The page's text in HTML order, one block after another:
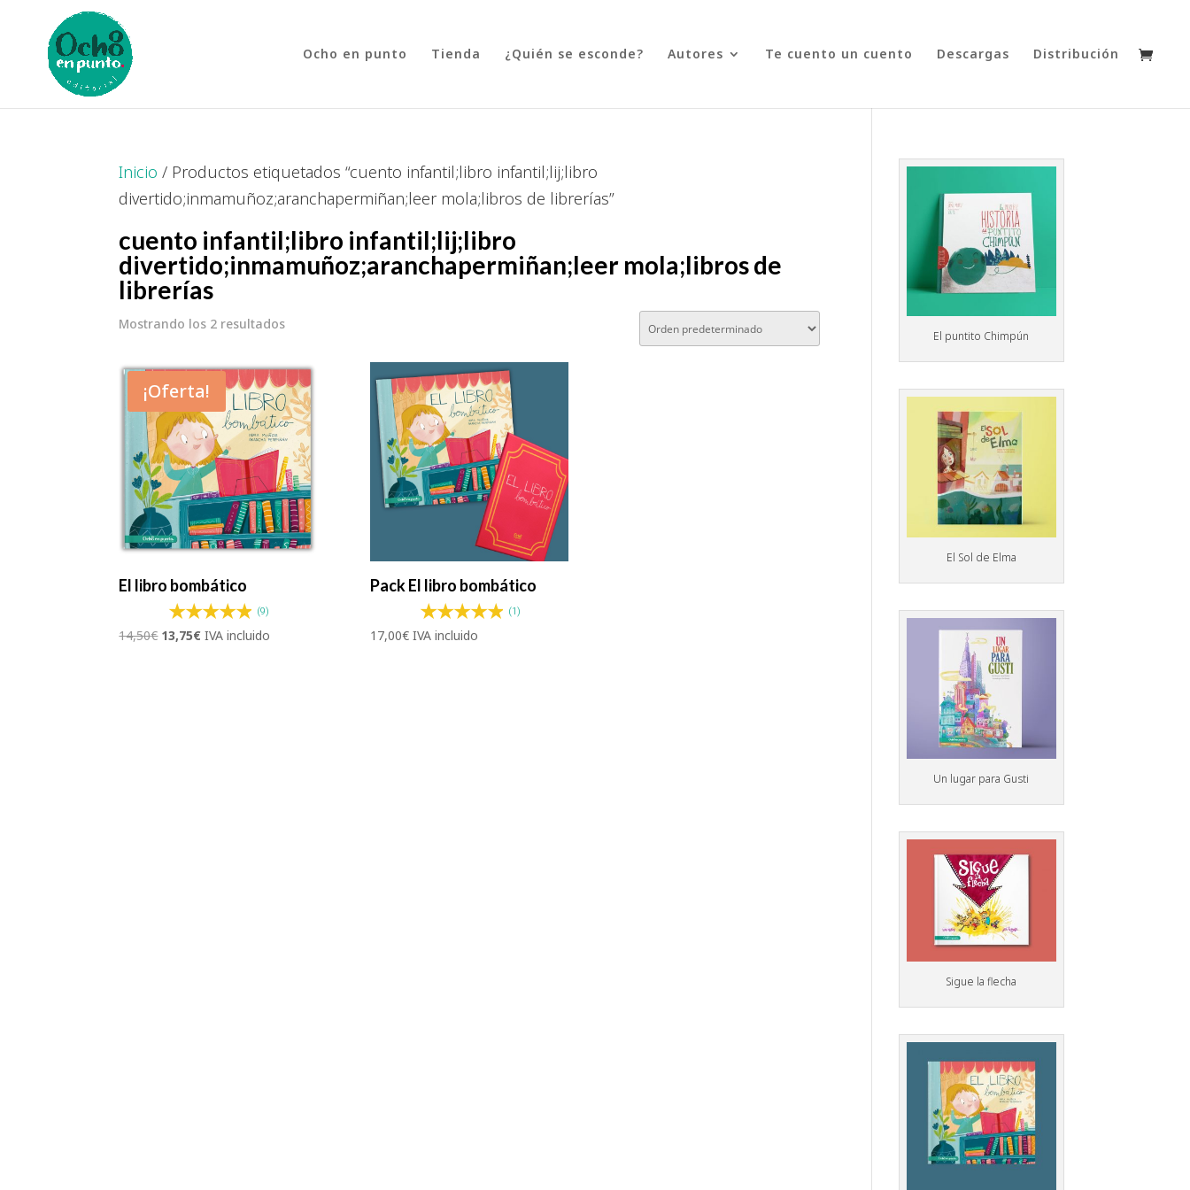
Ocho en punto Tienda ¿Quién se esconde? Autores Te cuento un cuento Descargas Distribución
Inicio / Productos etiquetados “cuento infantil;libro infantil;lij;libro
divertido;inmamuñoz;aranchapermiñan;leer mola;libros de librerías”
cuento infantil;libro infantil;lij;libro
divertido;inmamuñoz;aranchapermiñan;leer mola;libros de
librerías
Mostrando los 2 resultados
¡Oferta!
El libro bombático
(9)
14,50€ El
13,75€ElIVA incluido
Pack El libro bombático
(1)
17,00€ IVA incluido
El puntito Chimpún
El Sol de Elma
Un lugar para Gusti
Sigue la flecha